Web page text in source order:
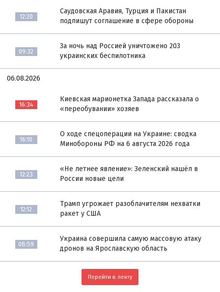
12:20
Саудовская Аравия, Турция и Пакистан
подпишут соглашение в сфере обороны
09:32
За ночь над Россией уничтожено 203
украинских беспилотника
06.08.2026
16:34
Киевская марионетка Запада рассказала о
«переобувании» хозяев
16:10
О ходе спецоперации на Украине: сводка
Минобороны РФ на 6 августа 2026 года
12:23
«Не летнее явление»: Зеленский нашёл в
России новые цели
12:12
Трамп угрожает разоблачителям нехватки
ракет у США
08:59
Украина совершила самую массовую атаку
дронов на Ярославскую область
Перейти в ленту